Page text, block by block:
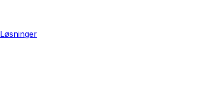
Løsninger